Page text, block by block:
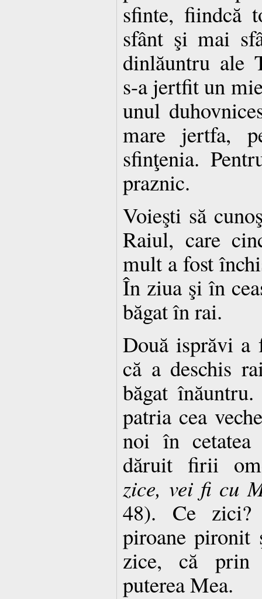
sfinte, fiindcă
sfânt şi mai
dinlăuntru ale
s-a jertfit un
unul
mare jertfa,
sfinţenia.
praznic.
Voieşti să
Raiul, care
mult a fost
În ziua şi în
băgat în rai.
Două isprăvi a
că a deschis
băgat
patria cea
noi în cetatea
dăruit firii
zice, vei fi cu
48). Ce
piroane pironit
zice, că prin
puterea Mea.